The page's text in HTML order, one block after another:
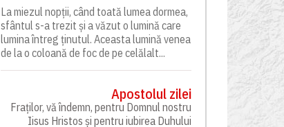
La miezul nopții, când toată lumea dormea,
sfântul s-a trezit și a văzut o lumină care
lumina întreg ținutul. Aceasta lumină venea
de la o coloană de foc de pe celălalt...
Apostolul zilei
Fraților, vă îndemn, pentru Domnul nostru
Iisus Hristos și pentru iubirea Duhului